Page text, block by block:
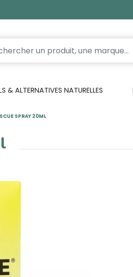
& ALTERNATIVES NATURELLES
SPRAY 20ML